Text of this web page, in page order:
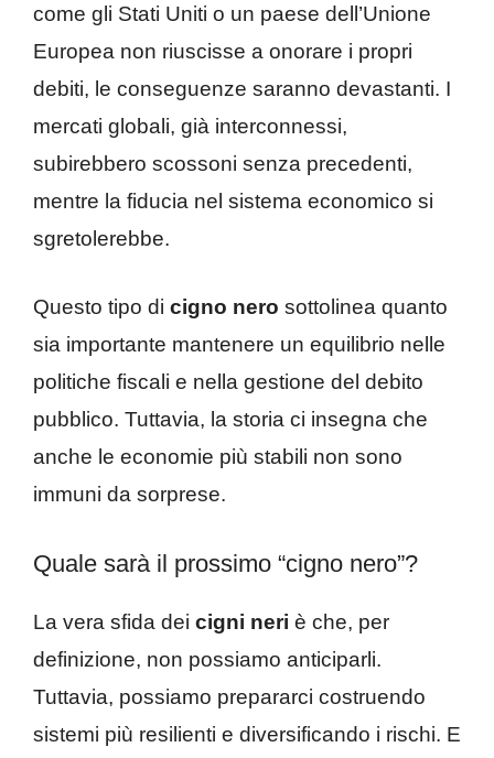
come gli Stati Uniti o un paese dell’Unione
Europea non riuscisse a onorare i propri
debiti, le conseguenze saranno devastanti. I
mercati globali, già interconnessi,
subirebbero scossoni senza precedenti,
mentre la fiducia nel sistema economico si
sgretolerebbe.
Questo tipo di cigno nero sottolinea quanto
sia importante mantenere un equilibrio nelle
politiche fiscali e nella gestione del debito
pubblico. Tuttavia, la storia ci insegna che
anche le economie più stabili non sono
immuni da sorprese.
Quale sarà il prossimo “cigno nero”?
La vera sfida dei cigni neri è che, per
definizione, non possiamo anticiparli.
Tuttavia, possiamo prepararci costruendo
sistemi più resilienti e diversificando i rischi. E